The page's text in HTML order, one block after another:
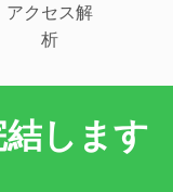
アクセス解
析
します